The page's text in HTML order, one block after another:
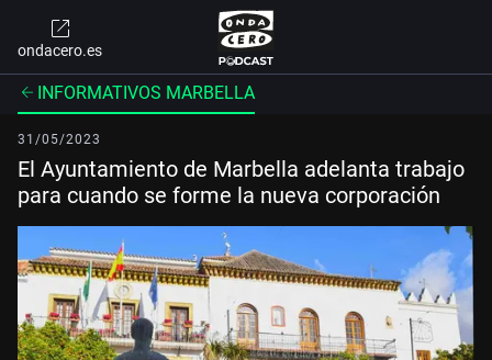
ondacero.es
INFORMATIVOS MARBELLA
31/05/2023
El Ayuntamiento de Marbella adelanta trabajo
para cuando se forme la nueva corporación